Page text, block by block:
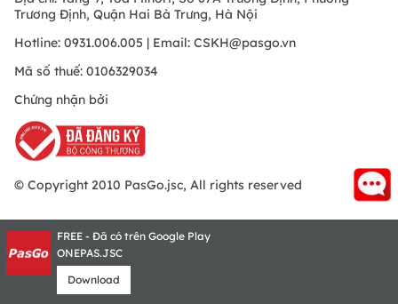
Trương Định, Quận Hai Bà Trưng, Hà Nội
Hotline: 0931.006.005 | Email: CSKH@pasgo.vn
Mã số thuế: 0106329034
Chứng nhận bởi
© Copyright 2010 PasGo.jsc, All rights reserved
FREE - Đã có trên Google Play
ONEPAS.JSC
Download